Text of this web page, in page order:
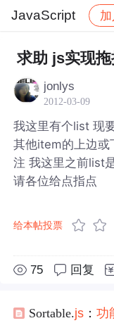
JavaScript 加
社区
求助 js实现
jonlys
2012-03-09
我这里有个list 现
其他item的上边或
注 我这里之前list
请各位给点指点
给本帖投票
75 回复
Sortable.js ：功